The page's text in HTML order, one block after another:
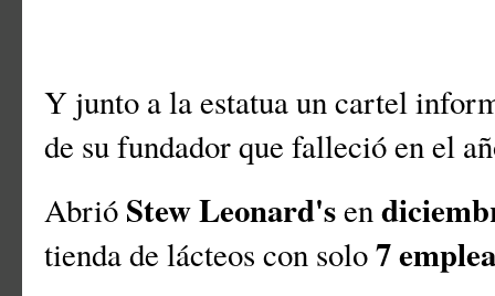
Y junto a la estatua un cartel
de su fundador que falleció en el
Abrió Stew Leonard'sen
tienda de lácteos con solo7